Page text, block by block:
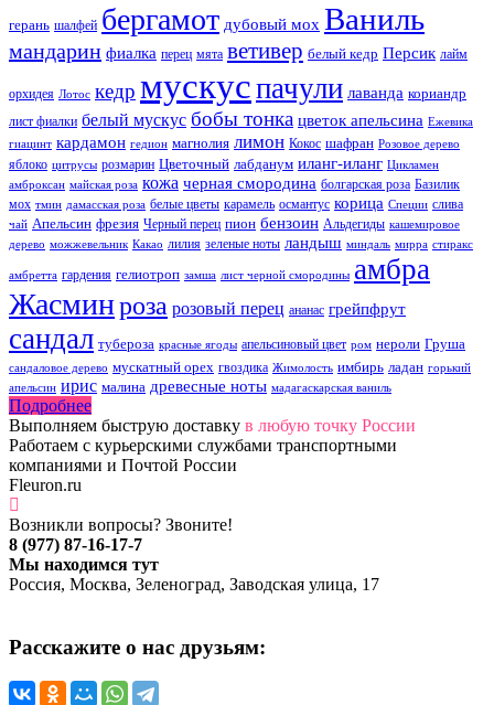
герань шалфей бергамот дубовый мох Ваниль
мандарин фиалка перец мята ветивер белый кедр Персик лайм
орхидея Лотос кедр мускуспачули лаванда кориандр
лист фиалки белый мускус бобы тонка цветок апельсина Ежевика
гиацинт кардамон гедион магнолия лимон Кокос шафран Розовое дерево
яблоко цитрусы розмарин Цветочный лабданум иланг-иланг Цикламен
амброксан майская роза кожа черная смородина болгарская роза Базилик
мох тмин дамасская роза белые цветы карамель османтус корица Специи слива
чай Апельсин фрезия Черный перец пион бензоин Альдегиды кашемировое
дерево можжевельник Какао лилия зеленые ноты ландыш миндаль мирра стиракс
амбретта гардения гелиотроп замша лист черной смородины амбра
Жасминроза розовый перец ананас грейпфрут
сандал тубероза красные ягоды апельсиновый цвет ром нероли Груша
сандаловое дерево мускатный орех гвоздика Жимолость имбирь ладан горький
апельсин ирис малина древесные ноты мадагаскарская ваниль
Подробнее
Выполняем быструю доставку в любую точку России
Работаем с курьерскими службами транспортными
компаниями и Почтой России
Fleuron.ru
Возникли вопросы? Звоните!
8 (977) 87-16-17-7
Мы находимся тут
Россия, Москва, Зеленоград, Заводская улица, 17
Расскажите о нас друзьям: